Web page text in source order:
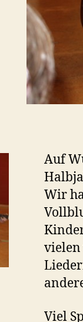
Auf
Wir
vielen
Viel